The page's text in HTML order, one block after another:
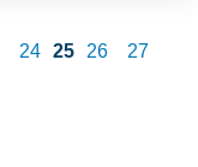
24 25 26
27